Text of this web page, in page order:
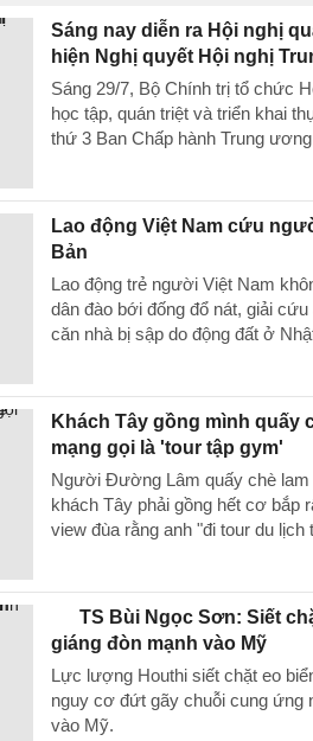
Sáng nay diễn ra Hội nghị
hiện Nghị quyết Hội nghị
Sáng 29/7, Bộ Chính trị tổ chức
học tập, quán triệt và triển khai
thứ 3 Ban Chấp hành Trung
Lao động Việt Nam cứu
Bản
Lao động trẻ người Việt Nam
dân đào bới đống đổ nát, giải
căn nhà bị sập do động đất ở
Khách Tây gồng mình quấy
mạng gọi là 'tour tập gym'
Người Đường Lâm quấy chè
khách Tây phải gồng hết cơ bắp
view đùa rằng anh "đi tour du lịch
TS Bùi Ngọc Sơn: Siết
giáng đòn mạnh vào Mỹ
Lực lượng Houthi siết chặt eo
nguy cơ đứt gãy chuỗi cung ứng
vào Mỹ.